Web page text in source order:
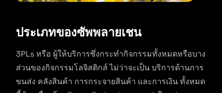
ประเภทของซัพพลายเชน
3PLs หรือ ผู้ให้บริการซึ่งกระทำกิจกรรมทั้งหมดหรือบาง
ส่วนของกิจกรรมโลจิสติกส์ ไม่ว่าจะเป็น บริการด้านการ
ขนส่ง คลังสินค้า การกระจายสินค้า และการเงิน ทั้งหมด